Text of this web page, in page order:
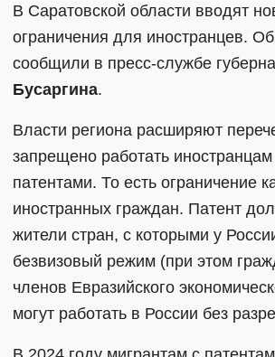
В Саратовской области вводят
ограничения для иностранцев.
сообщили в пресс-службе
Бусаргина.
Власти региона расширяют
запрещено работать
патентами. То есть ограничение
иностранных граждан. Патент
жители стран, с которыми у
безвизовый режим (при этом
членов Евразийского
могут работать в России без